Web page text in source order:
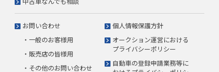
お問い合わせ
・一般のお客様用
・販売店の皆様用
・その他のお問い合わせ
個人情報保護方針
オークション運営における
プライバシーポリシー
自動車の登録申請業務等に